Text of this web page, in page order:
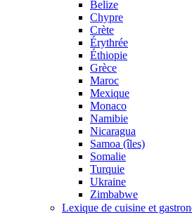
Belize
Chypre
Crète
Érythrée
Éthiopie
Grèce
Maroc
Mexique
Monaco
Namibie
Nicaragua
Samoa (îles)
Somalie
Turquie
Ukraine
Zimbabwe
Lexique de cuisine et